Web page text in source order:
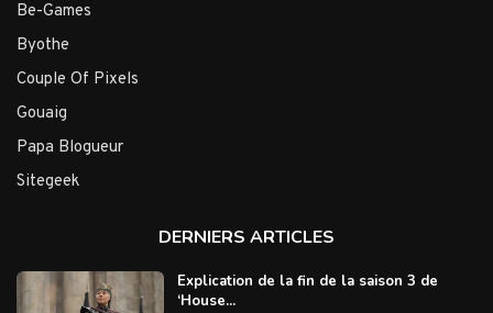
Be-Games
Byothe
Couple Of Pixels
Gouaig
Papa Blogueur
Sitegeek
DERNIERS ARTICLES
Explication de la fin de la saison 3 de
‘House...